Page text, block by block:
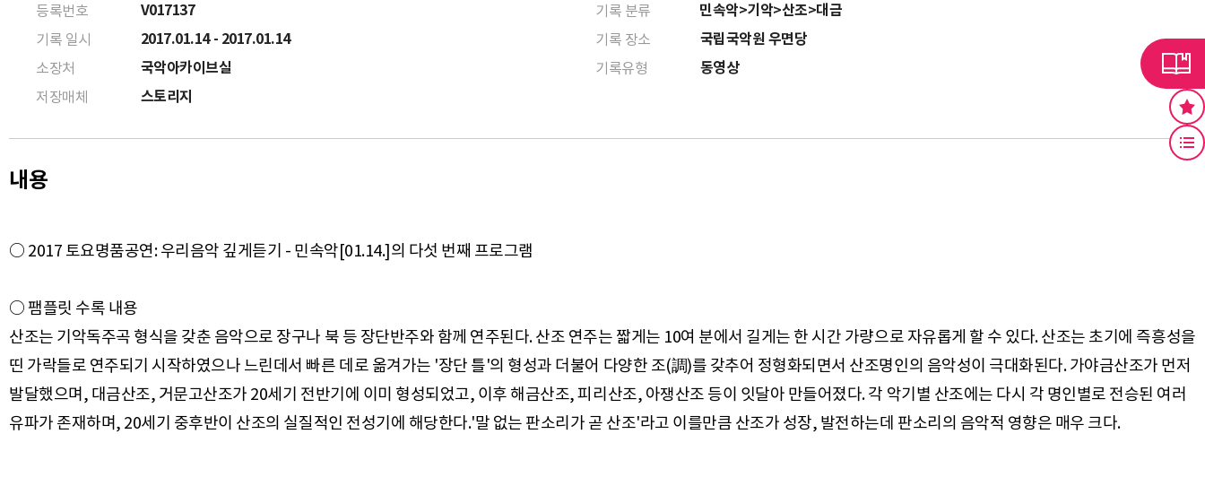
등록번호 V017137 기록 분류 민속악>기악>산조>대금
기록 일시 2017.01.14 - 2017.01.14 기록 장소 국립국악원 우면당
소장처 국악아카이브실 기록유형 동영상
저장매체 스토리지
내용
○ 2017 토요명품공연: 우리음악 깊게듣기 - 민속악[01.14.]의 다섯 번째 프로그램
○ 팸플릿 수록 내용
산조는 기악독주곡 형식을 갖춘 음악으로 장구나 북 등 장단반주와 함께 연주된다. 산조 연주는 짧게는 10여 분에서 길게는 한 시간 가량으로 자유롭게 할 수 있다. 산조는 초기에 즉흥성을
띤 가락들로 연주되기 시작하였으나 느린데서 빠른 데로 옮겨가는 '장단 틀'의 형성과 더불어 다양한 조(調)를 갖추어 정형화되면서 산조명인의 음악성이 극대화된다. 가야금산조가 먼저
발달했으며, 대금산조, 거문고산조가 20세기 전반기에 이미 형성되었고, 이후 해금산조, 피리산조, 아쟁산조 등이 잇달아 만들어졌다. 각 악기별 산조에는 다시 각 명인별로 전승된 여러
유파가 존재하며, 20세기 중후반이 산조의 실질적인 전성기에 해당한다.'말 없는 판소리가 곧 산조'라고 이를만큼 산조가 성장, 발전하는데 판소리의 음악적 영향은 매우 크다.